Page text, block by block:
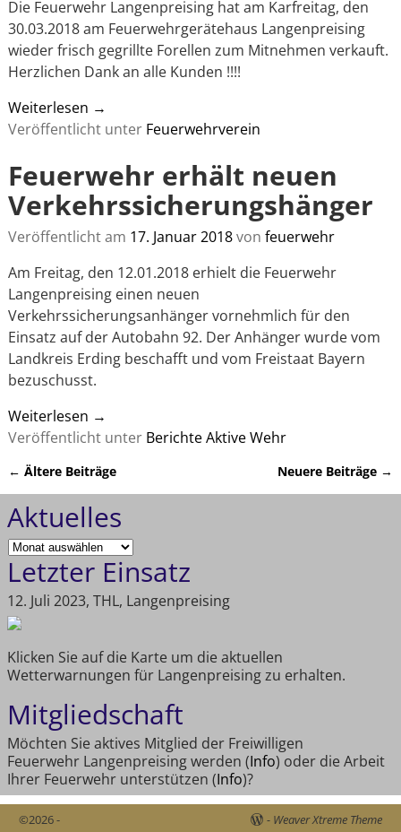
Die Feuerwehr Langenpreising hat am Karfreitag, den
30.03.2018 am Feuerwehrgerätehaus Langenpreising
wieder frisch gegrillte Forellen zum Mitnehmen verkauft.
Herzlichen Dank an alle Kunden !!!!
Weiterlesen →
Veröffentlicht unter Feuerwehrverein
Feuerwehr erhält neuen
Verkehrssicherungshänger
Veröffentlicht am 17. Januar 2018von feuerwehr
Am Freitag, den 12.01.2018 erhielt die Feuerwehr
Langenpreising einen neuen
Verkehrssicherungsanhänger vornehmlich für den
Einsatz auf der Autobahn 92. Der Anhänger wurde vom
Landkreis Erding beschafft und vom Freistaat Bayern
bezuschusst.
Weiterlesen →
Veröffentlicht unter Berichte Aktive Wehr
Artikelnavigation
← Ältere Beiträge Neuere Beiträge →
Aktuelles
Letzter Einsatz
12. Juli 2023, THL, Langenpreising
Klicken Sie auf die Karte um die aktuellen
Wetterwarnungen für Langenpreising zu erhalten.
Mitgliedschaft
Möchten Sie aktives Mitglied der Freiwilligen
Feuerwehr Langenpreising werden (Info) oder die Arbeit
Ihrer Feuerwehr unterstützen (Info)?
©2026 - - Weaver Xtreme Theme